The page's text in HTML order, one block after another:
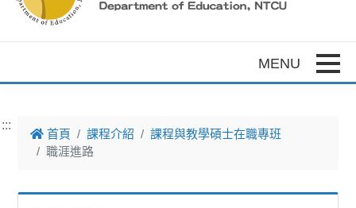
:::
首頁 課程介紹
課程與教學碩士在職專班
職涯進路